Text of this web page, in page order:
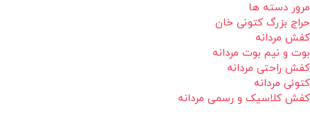
مرور دسته ها
حراج بزرگ کتونی خان
کفش مردانه
بوت و نیم بوت مردانه
کفش راحتی مردانه
کتونی مردانه
کفش کلاسیک و رسمی مردانه